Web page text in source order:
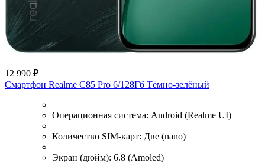
12 990 ₽
Смартфон Realme C85 Pro 6/128Гб Тёмно-зелёный
Операционная система: Android (Realme UI)
Количество SIM-карт: Две (nano)
Экран (дюйм): 6.8 (Amoled)